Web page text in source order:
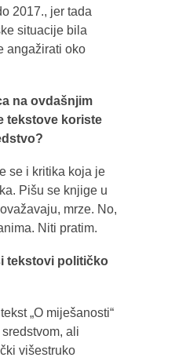
2017., jer tada
situacije bila
angažirati oko
na ovdašnjim
tekstove koriste
se i kritika koja je
Pišu se knjige u
mrze. No,
Niti pratim.
tekstovi političko
„O miješanosti“
ali
višestruko